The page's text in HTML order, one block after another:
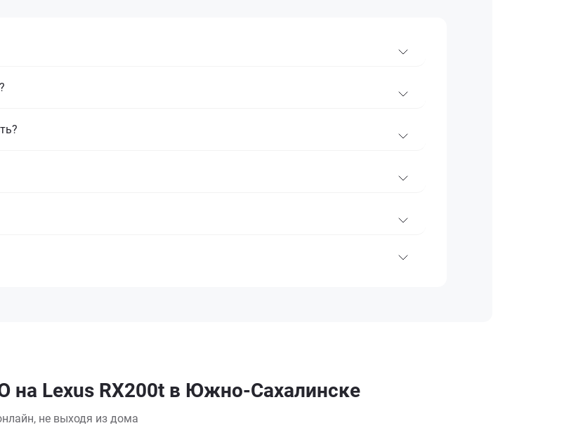
на Lexus RX200t в Южно-Сахалинске
не выходя из дома